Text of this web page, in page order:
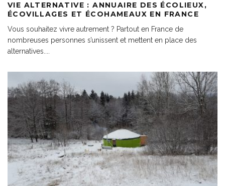
VIE ALTERNATIVE : ANNUAIRE DES ÉCOLIEUX,
ÉCOVILLAGES ET ÉCOHAMEAUX EN FRANCE
Vous souhaitez vivre autrement ? Partout en France de
nombreuses personnes s’unissent et mettent en place des
alternatives....